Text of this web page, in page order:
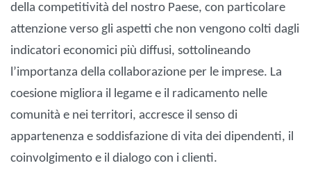
della competitività del nostro Paese, con particolare
attenzione verso gli aspetti che non vengono colti dagli
indicatori economici più diffusi, sottolineando
l’importanza della collaborazione per le imprese. La
coesione migliora il legame e il radicamento nelle
comunità e nei territori, accresce il senso di
appartenenza e soddisfazione di vita dei dipendenti, il
coinvolgimento e il dialogo con i clienti.